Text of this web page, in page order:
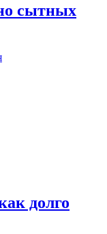
сытных
долго